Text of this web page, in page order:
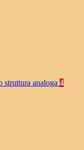
analoga 4